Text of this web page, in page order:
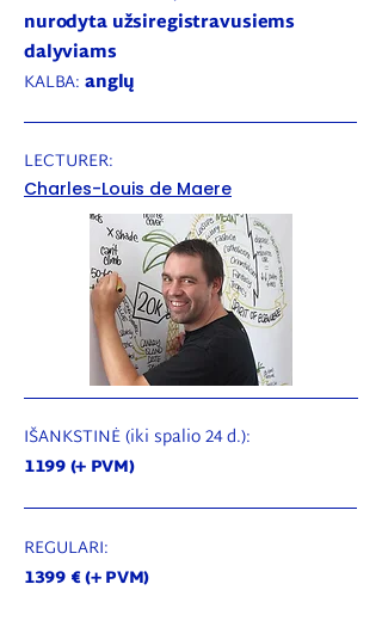
nurodyta užsiregistravusiems
dalyviams
KALBA:anglų
LECTURER:
Charles-Louis de Maere
IŠANKSTINĖ (iki spalio 24 d.):
1199 (+ PVM)
REGULARI:
1399 € (+ PVM)